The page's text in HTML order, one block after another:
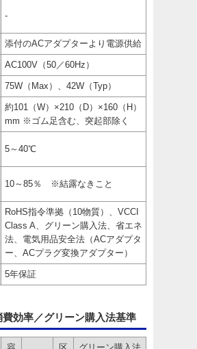
-
添付のACアダプターより電源供給
AC100V（50／60Hz）
75W（Max）、42W（Typ）
約101（W）×210（D）×160（H）
mm ※ゴム足含む、突起部除く
5～40℃
10～85％ ※結露なきこと
RoHS指令準拠（10物質）、VCCI
Class A、グリーン購入法、省エネ
法、電気用品安全法（ACアダプタ
ー、ACプラグ変換アダプター）
5年保証
費効率／グリーン購入法基準